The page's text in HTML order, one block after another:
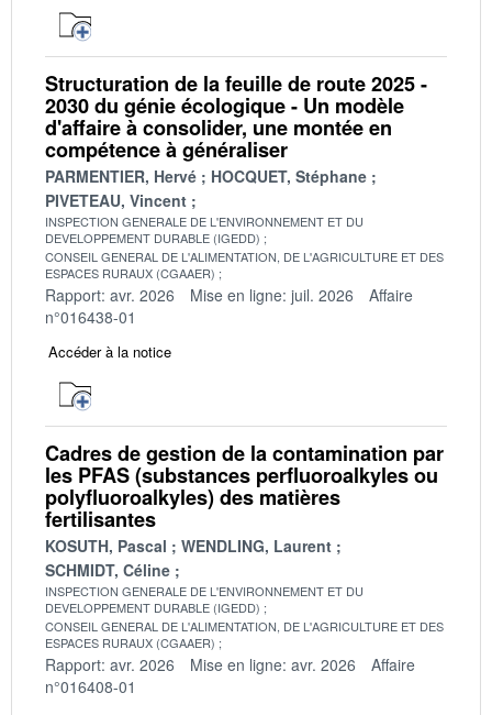
Structuration de la feuille de route 2025 -
2030 du génie écologique - Un modèle
d'affaire à consolider, une montée en
compétence à généraliser
PARMENTIER, Hervé
HOCQUET, Stéphane
PIVETEAU, Vincent
INSPECTION GENERALE DE L'ENVIRONNEMENT ET DU
DEVELOPPEMENT DURABLE (IGEDD)
CONSEIL GENERAL DE L'ALIMENTATION, DE L'AGRICULTURE ET DES
ESPACES RURAUX (CGAAER)
Rapport: avr. 2026 Mise en ligne: juil. 2026
Affaire
n°016438-01
Accéder à la notice
Cadres de gestion de la contamination par
les PFAS (substances perfluoroalkyles ou
polyfluoroalkyles) des matières
fertilisantes
KOSUTH, Pascal
WENDLING, Laurent
SCHMIDT, Céline
INSPECTION GENERALE DE L'ENVIRONNEMENT ET DU
DEVELOPPEMENT DURABLE (IGEDD)
CONSEIL GENERAL DE L'ALIMENTATION, DE L'AGRICULTURE ET DES
ESPACES RURAUX (CGAAER)
Rapport: avr. 2026 Mise en ligne: avr. 2026
Affaire
n°016408-01